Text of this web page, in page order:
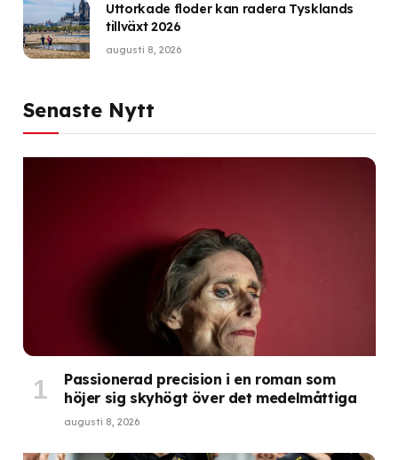
Uttorkade floder kan radera Tysklands
tillväxt 2026
augusti 8, 2026
Senaste Nytt
Passionerad precision i en roman som
höjer sig skyhögt över det medelmåttiga
augusti 8, 2026